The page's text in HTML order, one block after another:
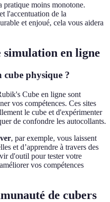
pratique moins monotone.
l'accentuation de la
et enjoué, cela vous aidera
simulation en ligne
physique ?
Cube en ligne sont
vos compétences. Ces sites
le cube et d'expérimenter
de confondre les autocollants.
, par exemple, vous laissent
et d’apprendre à travers des
d'outil pour tester votre
vos compétences
de cubers